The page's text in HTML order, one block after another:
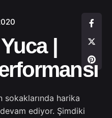
|
sokaklarında harika
ediyor. Şimdiki